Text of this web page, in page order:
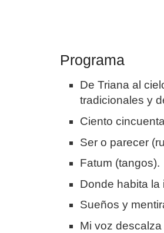
Programa
De Triana al
tradicionales y
Ciento
Ser o parecer
Fatum
Donde habita
Sueños y
Mi voz